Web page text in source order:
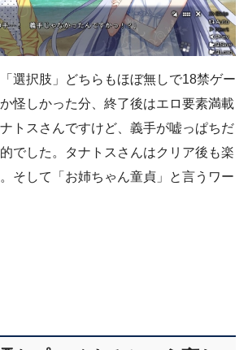
選択肢」どちらもほぼ無しで18禁ゲー
怪しかった分、終了後はエロ要素満載
トスさんですけど、義手が嘘っぱちだ
でした。タナトスさんはクリア後も楽
そして「お姉ちゃん童貞」と言うワー